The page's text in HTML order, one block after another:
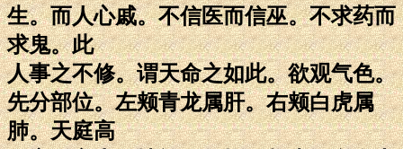
生。而人心戚。不信医而信巫。不求药而
求鬼。此
人事之不修。谓天命之如此。欲观气色。
先分部位。左颊青龙属肝。右颊白虎属
肺。天庭高